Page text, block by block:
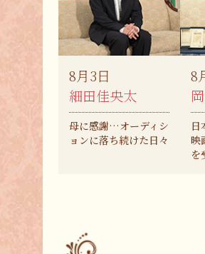
8月3日
細田佳央太
母に感謝…オーディシ
ョンに落ち続けた日々
8
日
映
を